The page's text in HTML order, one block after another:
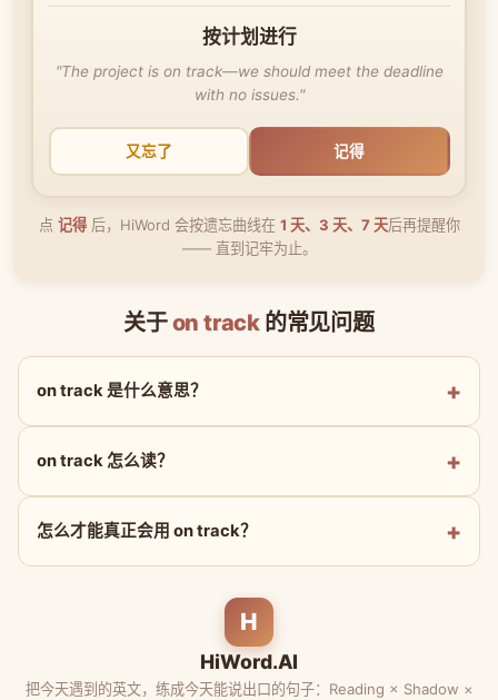
按计划进行
"The project is on track—we should meet the deadline
with no issues."
又忘了 记得
点 记得后，HiWord 会按遗忘曲线在 1 天、3 天、7 天后再提醒你
—— 直到记牢为止。
关于on track 的常见问题
on track 是什么意思？
on track 怎么读？
怎么才能真正会用 on track？
H
HiWord.AI
把今天遇到的英文，练成今天能说出口的句子：Reading × Shadow ×